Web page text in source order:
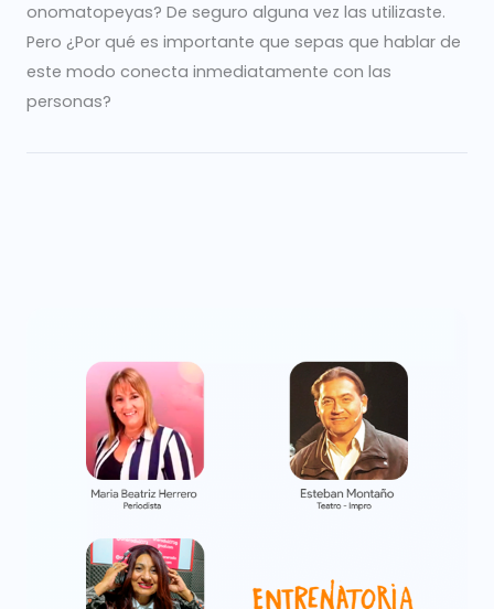
onomatopeyas? De seguro alguna vez las utilizaste.
Pero ¿Por qué es importante que sepas que hablar de
este modo conecta inmediatamente con las
personas?